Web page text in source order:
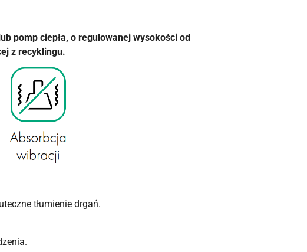
pomp ciepła, o regulowanej wysokości od
z recyklingu.
tłumienie drgań.